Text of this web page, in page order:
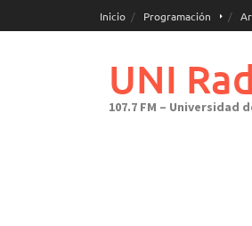
al
Inicio Programación
UNI
107.7 FM – Universidad